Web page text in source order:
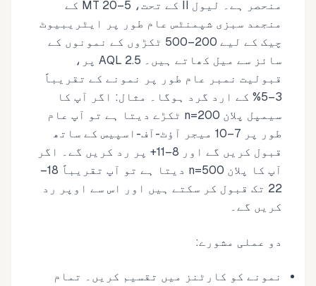
منحصر ہے۔ لیول II کے تحت، 5–20 MT کے
منجمد سبزی شپمنٹس عام طور پر ایٹریبیوٹ
چیک کے لیے 200–500 ٹکڑوں کے نمونوں کے
سائز سے میل کھاتے ہیں۔ AQL 2.5 پر،
قبولیت نمبر عام طور پر نمونے کے تقریباً
3–5% کے ارد گرد ہوگا۔ مثال: اگر آپ کا
سیمپل پلان n=200 ٹکڑے دیتا ہے تو آپ عام
طور پر 7–10 میجر آؤٹ-آف-اسپیس کے ساتھ
قبول کریں گے اور 8–11+ پر رد کریں گے۔ اگر
آپ کا پلان n=500 دیتا ہے تو آپ تقریباً 18–
22 تک قبول کر سکتے ہیں اور اس سے اوپر رد
کریں گے۔
دو عملی مشورے:
نمونے کو کارٹنز میں تقسیم کریں۔ تمام